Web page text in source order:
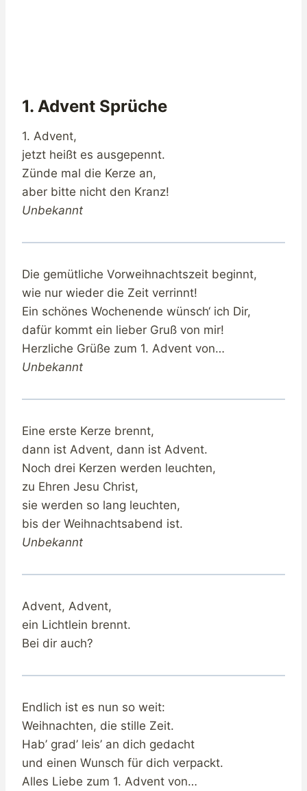
1. Advent Sprüche
1. Advent,
jetzt heißt es ausgepennt.
Zünde mal die Kerze an,
aber bitte nicht den Kranz!
Unbekannt
Die gemütliche Vorweihnachtszeit beginnt,
wie nur wieder die Zeit verrinnt!
Ein schönes Wochenende wünsch‘ ich Dir,
dafür kommt ein lieber Gruß von mir!
Herzliche Grüße zum 1. Advent von…
Unbekannt
Eine erste Kerze brennt,
dann ist Advent, dann ist Advent.
Noch drei Kerzen werden leuchten,
zu Ehren Jesu Christ,
sie werden so lang leuchten,
bis der Weihnachtsabend ist.
Unbekannt
Advent, Advent,
ein Lichtlein brennt.
Bei dir auch?
Endlich ist es nun so weit:
Weihnachten, die stille Zeit.
Hab’ grad’ leis’ an dich gedacht
und einen Wunsch für dich verpackt.
Alles Liebe zum 1. Advent von…